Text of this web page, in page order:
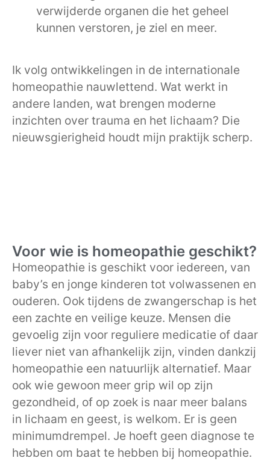
verwijderde organen die het geheel
kunnen verstoren, je ziel en meer.
Ik volg ontwikkelingen in de internationale
homeopathie nauwlettend. Wat werkt in
andere landen, wat brengen moderne
inzichten over trauma en het lichaam? Die
nieuwsgierigheid houdt mijn praktijk scherp.
Voor wie is homeopathie geschikt?
Homeopathie is geschikt voor iedereen, van
baby’s en jonge kinderen tot volwassenen en
ouderen. Ook tijdens de zwangerschap is het
een zachte en veilige keuze. Mensen die
gevoelig zijn voor reguliere medicatie of daar
liever niet van afhankelijk zijn, vinden dankzij
homeopathie een natuurlijk alternatief. Maar
ook wie gewoon meer grip wil op zijn
gezondheid, of op zoek is naar meer balans
in lichaam en geest, is welkom. Er is geen
minimumdrempel. Je hoeft geen diagnose te
hebben om baat te hebben bij homeopathie.